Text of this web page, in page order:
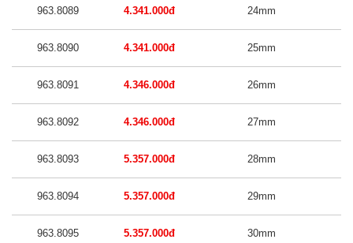
963.8089 4.341.000đ 24mm
963.8090 4.341.000đ 25mm
963.8091 4.346.000đ 26mm
963.8092 4.346.000đ 27mm
963.8093 5.357.000đ 28mm
963.8094 5.357.000đ 29mm
963.8095 5.357.000đ 30mm